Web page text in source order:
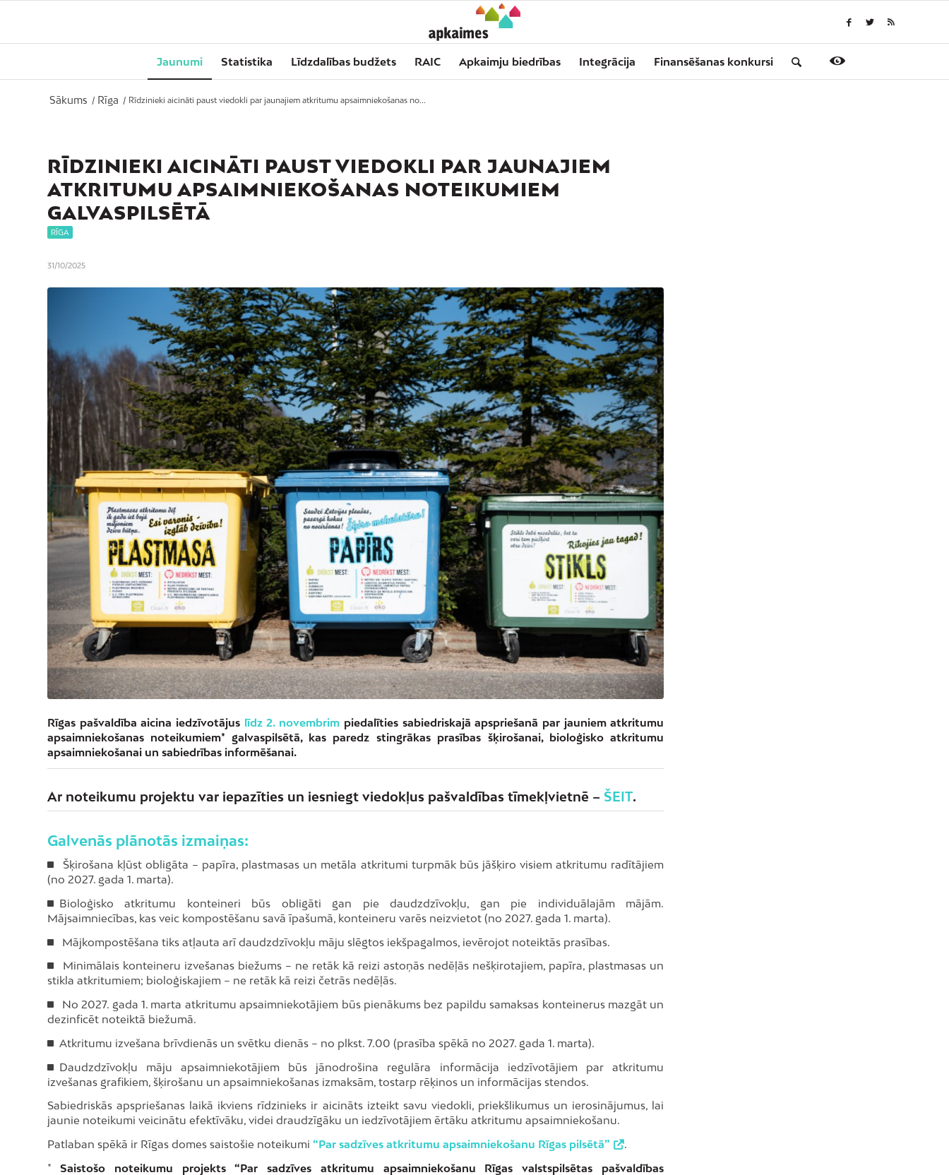
Jaunumi Statistika Līdzdalības budžets RAIC Apkaimju biedrības Integrācija Finansēšanas konkursi
Sākums / Rīga / Rīdzinieki aicināti paust viedokli par jaunajiem atkritumu apsaimniekošanas no...
RĪDZINIEKI AICINĀTI PAUST VIEDOKLI PAR JAUNAJIEM
ATKRITUMU APSAIMNIEKOŠANAS NOTEIKUMIEM
GALVASPILSĒTĀ
RĪGA
31/10/2025
Rīgas pašvaldība aicina iedzīvotājus līdz 2. novembrim piedalīties sabiedriskajā apspriešanā par jauniem atkritumu
apsaimniekošanas noteikumiem* galvaspilsētā, kas paredz stingrākas prasības šķirošanai, bioloģisko atkritumu
apsaimniekošanai un sabiedrības informēšanai.
Ar noteikumu projektu var iepazīties un iesniegt viedokļus pašvaldības tīmekļvietnē – ŠEIT.
Galvenās plānotās izmaiņas:
Šķirošana kļūst obligāta – papīra, plastmasas un metāla atkritumi turpmāk būs jāšķiro visiem atkritumu radītājiem
(no 2027. gada 1. marta).
Bioloģisko atkritumu konteineri būs obligāti gan pie daudzdzīvokļu, gan pie individuālajām mājām.
Mājsaimniecības, kas veic kompostēšanu savā īpašumā, konteineru varēs neizvietot (no 2027. gada 1. marta).
Mājkompostēšana tiks atļauta arī daudzdzīvokļu māju slēgtos iekšpagalmos, ievērojot noteiktās prasības.
Minimālais konteineru izvešanas biežums – ne retāk kā reizi astoņās nedēļās nešķirotajiem, papīra, plastmasas un
stikla atkritumiem; bioloģiskajiem – ne retāk kā reizi četrās nedēļās.
No 2027. gada 1. marta atkritumu apsaimniekotājiem būs pienākums bez papildu samaksas konteinerus mazgāt un
dezinficēt noteiktā biežumā.
Atkritumu izvešana brīvdienās un svētku dienās – no plkst. 7.00 (prasība spēkā no 2027. gada 1. marta).
Daudzdzīvokļu māju apsaimniekotājiem būs jānodrošina regulāra informācija iedzīvotājiem par atkritumu
izvešanas grafikiem, šķirošanu un apsaimniekošanas izmaksām, tostarp rēķinos un informācijas stendos.
Sabiedriskās apspriešanas laikā ikviens rīdzinieks ir aicināts izteikt savu viedokli, priekšlikumus un ierosinājumus, lai
jaunie noteikumi veicinātu efektīvāku, videi draudzīgāku un iedzīvotājiem ērtāku atkritumu apsaimniekošanu.
Patlaban spēkā ir Rīgas domes saistošie noteikumi “Par sadzīves atkritumu apsaimniekošanu Rīgas pilsētā”
.
* Saistošo noteikumu projekts “Par sadzīves atkritumu apsaimniekošanu Rīgas valstspilsētas pašvaldības